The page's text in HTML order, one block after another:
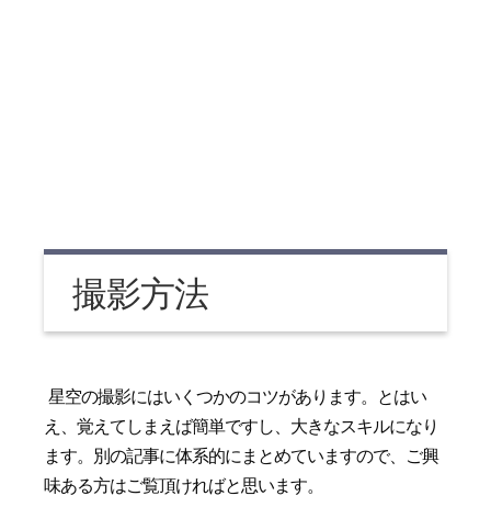
撮影方法
星空の撮影にはいくつかのコツがあります。とはい
え、覚えてしまえば簡単ですし、大きなスキルになり
ます。別の記事に体系的にまとめていますので、ご興
味ある方はご覧頂ければと思います。